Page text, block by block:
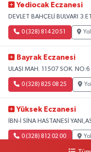
Yediocak Eczanesi
DEVLET BAHÇELİ BULVARI
0 (328) 814 20 51
Bayrak Eczanesi
ULAŞI MAH. 11507 SOK. NO:6
0 (328) 825 08 25
Yüksek Eczanesi
İBN-İ SİNA HASTANESİ
0 (328) 812 02 00